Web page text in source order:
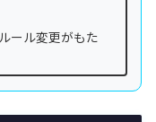
ール変更がもた